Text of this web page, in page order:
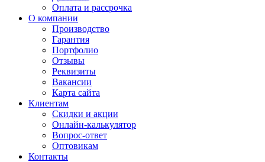
Оплата и рассрочка
О компании
Производство
Гарантия
Портфолио
Отзывы
Реквизиты
Вакансии
Карта сайта
Клиентам
Скидки и акции
Онлайн-калькулятор
Вопрос-ответ
Оптовикам
Контакты